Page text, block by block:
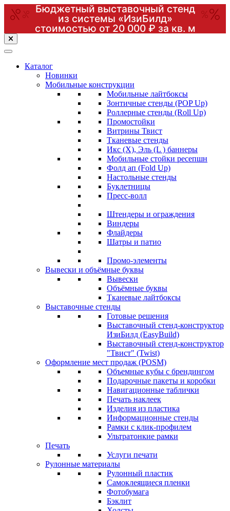
Бюджетный выставочный стенд
из системы «ИзиБилд»
стоимостью от 20 000 ₽ за кв. м
Перейти
к
содержимому
(нажмитеКаталог
Новинки
Мобильные конструкции
Мобильные лайтбоксы
Зонтичные стенды (POP Up)
Роллерные стенды (Roll Up)
Промостойки
Витрины Твист
Тканевые стенды
Икс (X), Эль (L ) баннеры
Мобильные стойки ресепшн
Фолд ап (Fold Up)
Настольные стенды
Буклетницы
Пресс-волл
Штендеры и ограждения
Виндеры
Флайдеры
Шатры и патио
Промо-элементы
Вывески и объёмные буквы
Вывески
Объёмные буквы
Тканевые лайтбоксы
Выставочные стенды
Готовые решения
Выставочный стенд-конструктор
ИзиБилд (EasyBuild)
Выставочный стенд-конструктор
"Твист" (Twist)
Оформление мест продаж (POSM)
Объемные кубы с брендингом
Подарочные пакеты и коробки
Навигационные таблички
Печать наклеек
Изделия из пластика
Информационные стенды
Рамки с клик-профилем
Ультратонкие рамки
Печать
Услуги печати
Рулонные материалы
Рулонный пластик
Самоклеящиеся пленки
Фотобумага
Бэклит